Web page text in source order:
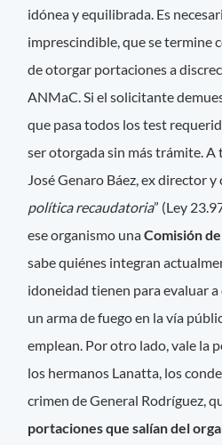
idónea y equilibrada. Es
imprescindible, que se termine
de otorgar portaciones a
ANMaC. Si el solicitante
que pasa todos los test
ser otorgada sin más trámite. A
José Genaro Báez, ex director y
política recaudatoria” (Ley
ese organismo unaComisión
sabe quiénes integran
idoneidad tienen para evaluar
un arma de fuego en la vía
emplean. Por otro lado, vale la
los hermanos Lanatta, los
crimen de General Rodríguez,
portaciones que salían del